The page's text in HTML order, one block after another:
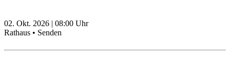
02. Okt. 2026 | 08:00 Uhr
Rathaus • Senden